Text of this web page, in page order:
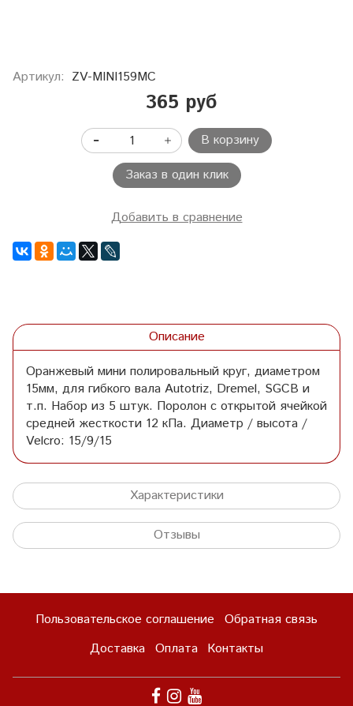
Артикул: ZV-MINI159MC
365 руб
В корзину
Заказ в один клик
Добавить в сравнение
Описание
Оранжевый мини полировальный круг, диаметром
15мм, для гибкого вала Autotriz, Dremel, SGCB и
т.п. Набор из 5 штук. Поролон с открытой ячейкой
средней жесткости 12 кПа. Диаметр / высота /
Velcro: 15/9/15
Характеристики
Отзывы
Пользовательское соглашение Обратная связь
Доставка Оплата Контакты